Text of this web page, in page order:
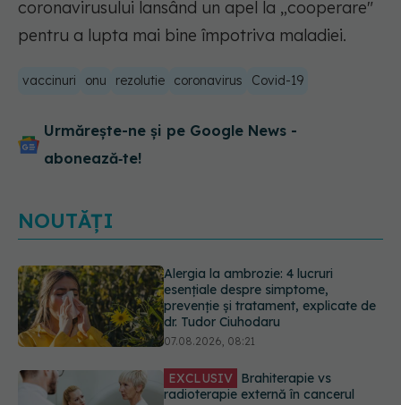
coronavirusului lansând un apel la „cooperare"
pentru a lupta mai bine împotriva maladiei.
vaccinuri onu rezolutie coronavirus Covid-19
Urmărește-ne și pe Google News -
abonează‑te!
NOUTĂȚI
EXCLUSIV Brahiterapie vs
radioterapie externă în cancerul
ginecologic. Dr. Sorin Bogdan
cum acționează tratamentul
06.08.2026, 22:49